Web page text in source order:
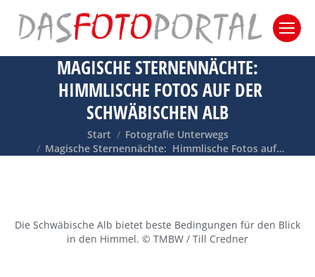
MAGISCHE STERNENNÄCHTE:
HIMMLISCHE FOTOS AUF DER
SCHWÄBISCHEN ALB
Sie befinden sich hier:
Start
Fotografie Unterwegs
Magische Sternennächte: Himmlische Fotos auf…
Die Schwäbische Alb bietet beste Bedingungen für den Blick
in den Himmel. © TMBW / Till Credner